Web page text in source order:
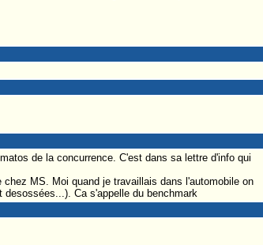
de la concurrence. C'est dans sa lettre d'info qui
MS. Moi quand je travaillais dans l'automobile on
Ca s'appelle du benchmark